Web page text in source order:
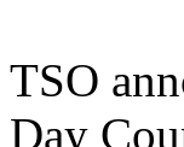
TSO
Day